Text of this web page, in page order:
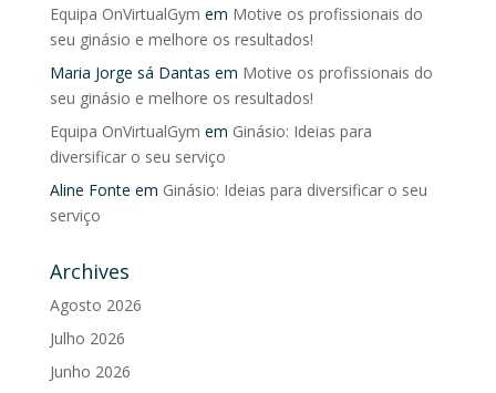
Equipa OnVirtualGym em Motive os profissionais do
seu ginásio e melhore os resultados!
Maria Jorge sá Dantas em Motive os profissionais do
seu ginásio e melhore os resultados!
Equipa OnVirtualGym em Ginásio: Ideias para
diversificar o seu serviço
Aline Fonte em Ginásio: Ideias para diversificar o seu
serviço
Archives
Agosto 2026
Julho 2026
Junho 2026